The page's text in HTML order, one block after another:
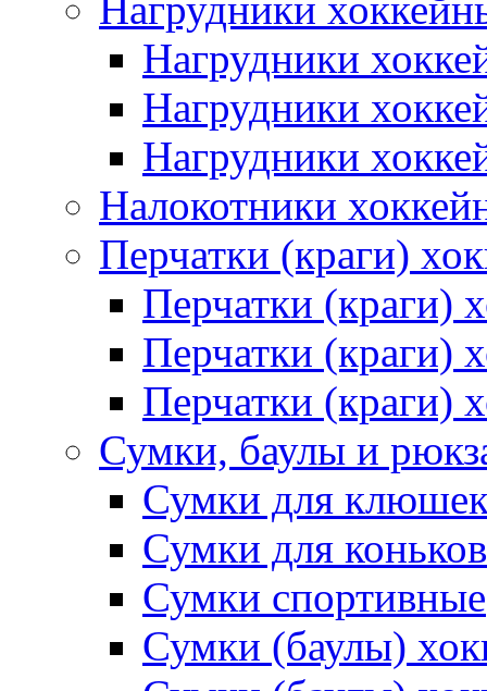
Нагрудники
Нагрудники
Нагрудники
Налокотники
Перчатки (краги)
Перчатки (краги)
Перчатки (краги)
Перчатки (краги)
Сумки, баулы и
Сумки для
Сумки для коньков
Сумки спортивные
Сумки (баулы)